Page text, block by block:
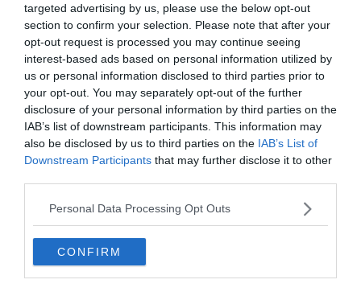
targeted advertising by us, please use the below opt-out
section to confirm your selection. Please note that after your
opt-out request is processed you may continue seeing
interest-based ads based on personal information utilized by
us or personal information disclosed to third parties prior to
your opt-out. You may separately opt-out of the further
disclosure of your personal information by third parties on the
IAB’s list of downstream participants. This information may
also be disclosed by us to third parties on the IAB’s List of
Downstream Participants that may further disclose it to other
Personal Data Processing Opt Outs
CONFIRM
MONDO
Inondazioni in Cile dopo una violenta
tempesta, almeno 2 morti